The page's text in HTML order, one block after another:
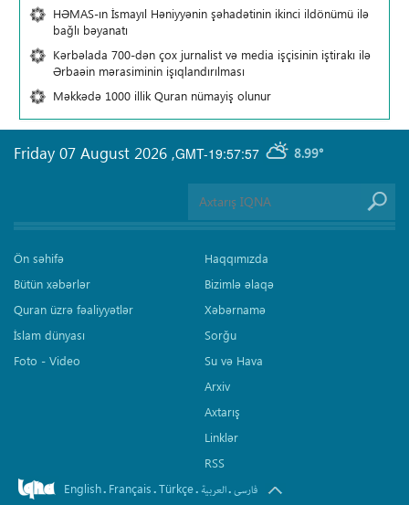
HƏMAS-ın İsmayıl Həniyyənin şəhadətinin ikinci ildönümü ilə
bağlı bəyanatı
Kərbəlada 700-dən çox jurnalist və media işçisinin iştirakı ilə
Ərbaəin mərasiminin işıqlandırılması
Məkkədə 1000 illik Quran nümayiş olunur
GMT-19:57:57 8.99°
Friday 07 August 2026 ,
Ön səhifə
Bütün xəbərlər
Quran üzrə fəaliyyətlər
İslam dünyası
Foto - Video
Haqqımızda
Bizimlə əlaqə
Xəbərnamə
Sorğu
Su və Hava
Arxiv
Axtarış
Linklər
RSS
English. Français.Türkçe. العربیة.فارسی